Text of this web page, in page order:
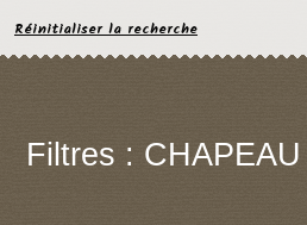
Réinitialiser la recherche
Filtres : CHAPEAU